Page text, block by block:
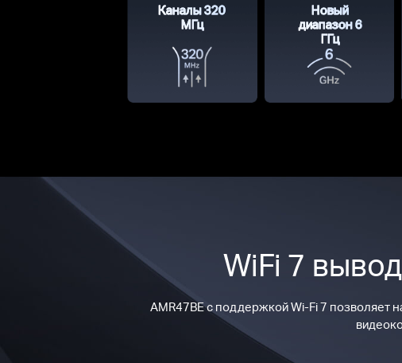
Каналы 320
МГц
Новый
диапазон 6
ГГц
WiFi 7
AMR47BE с поддержкой Wi-Fi 7 позволяет